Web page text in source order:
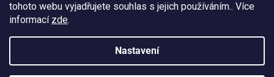
tohoto webu vyjadřujete souhlas s jejich používáním.. Více
informací zde.
Nastavení
Copyright 2026www.josport.cz. Všechna práva vyhrazena.